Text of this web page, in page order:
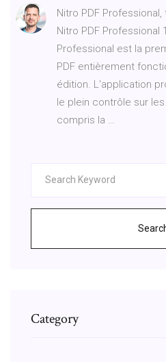
Nitro PDF
Nitro PDF Professional
Professional est la
PDF entièrement
édition. L'application
le plein contrôle sur
compris la …
Category